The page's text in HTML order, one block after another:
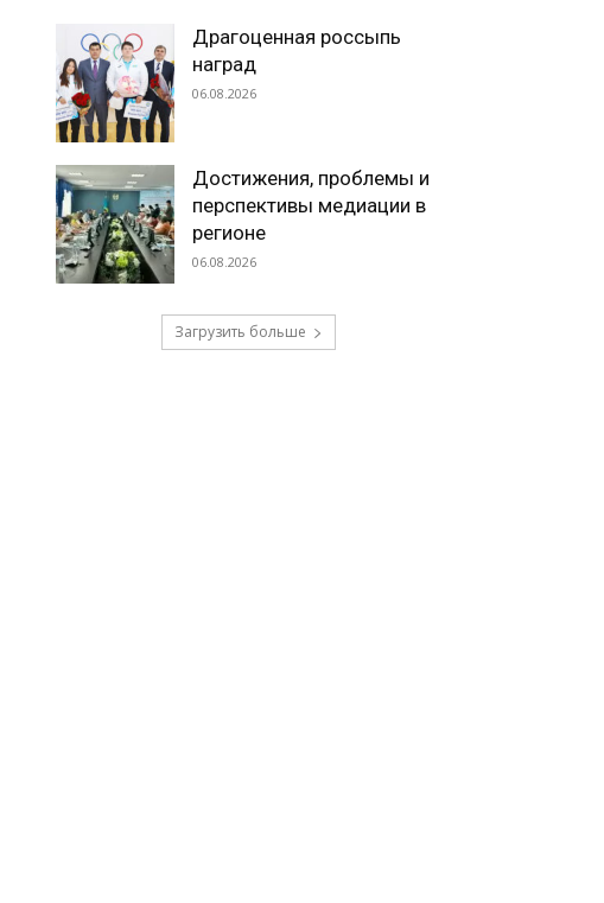
Драгоценная россыпь
наград
06.08.2026
Достижения, проблемы и
перспективы медиации в
регионе
06.08.2026
Загрузить больше